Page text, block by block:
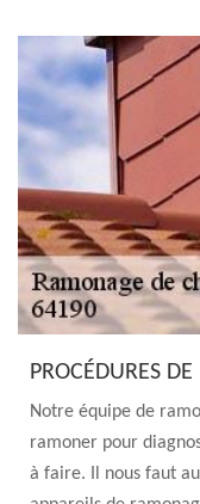
PROCÉDURES
Notre équipe de
ramoner pour
à faire. Il nous faut